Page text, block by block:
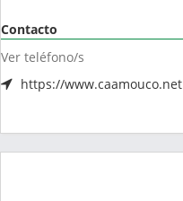
Contacto
Ver teléfono/s
https://www.caamouco.net